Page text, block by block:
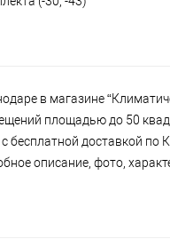
в магазине
площадью до 50
бесплатной доставкой по
описание, фото,